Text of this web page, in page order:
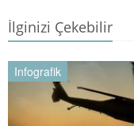
İlginizi Çekebilir
Infografik